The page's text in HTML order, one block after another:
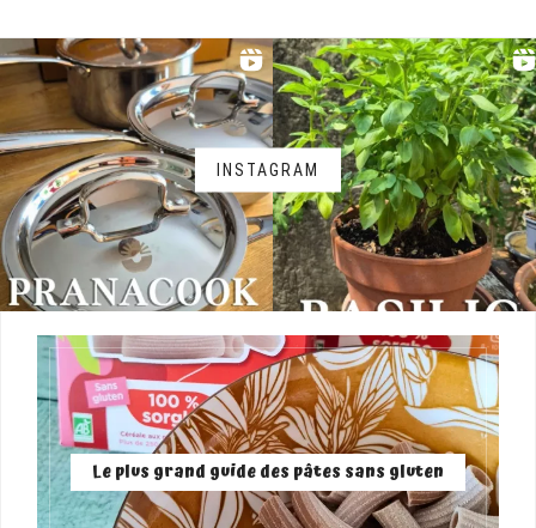
INSTAGRAM
Le plus grand guide des pâtes sans gluten